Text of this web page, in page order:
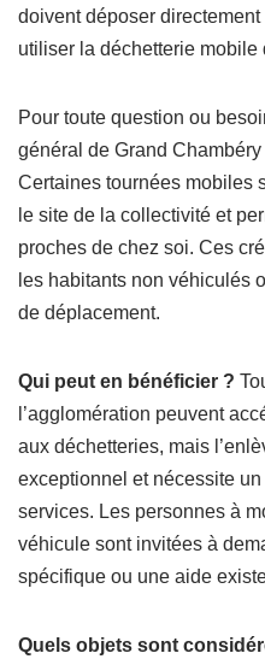
doivent déposer
utiliser la déchetterie mobile
Pour toute question ou
général de Grand
Certaines tournées mobiles
le site de la collectivité et
proches de chez soi. Ces
les habitants non véhiculés
de déplacement.
Qui peut en bénéficier ?
l’agglomération peuvent
aux déchetteries, mais
exceptionnel et nécessite
services. Les personnes à
véhicule sont invitées à
spécifique ou une aide
Quels objets sont